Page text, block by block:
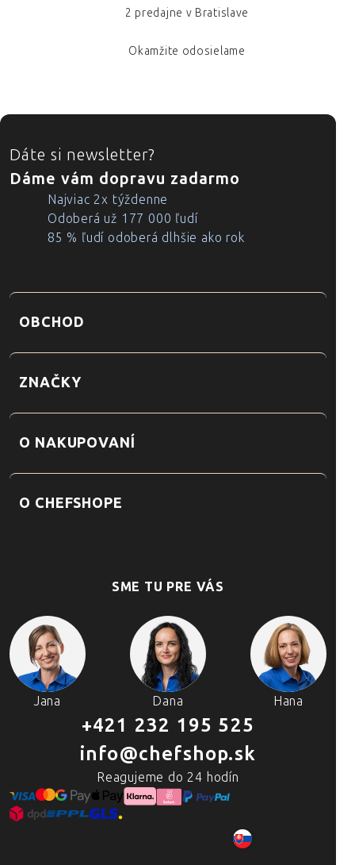
2 predajne v Bratislave
Okamžite odosielame
ZÁPÄTIE
Dáte si newsletter?
Dáme vám dopravu zadarmo
Najviac 2x týždenne
Odoberá už 177 000 ľudí
85 % ľudí odoberá dlhšie ako rok
OBCHOD
ZNAČKY
O NAKUPOVANÍ
O CHEFSHOPE
SME TU PRE VÁS
Jana Dana Hana
+421 232 195 525
info@chefshop.sk
Reagujeme do 24 hodín